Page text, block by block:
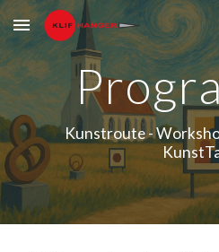
Skip to main content
Kunstroute -